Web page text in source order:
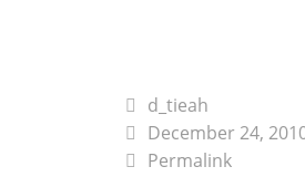
d_tieah
December 24,
Permalink